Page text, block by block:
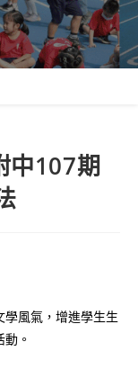
中107期
風氣，增進學生生
。